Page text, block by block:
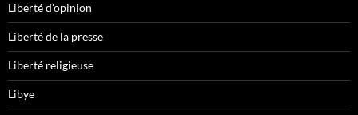
Liberté d'opinion
Liberté de la presse
Liberté religieuse
Libye